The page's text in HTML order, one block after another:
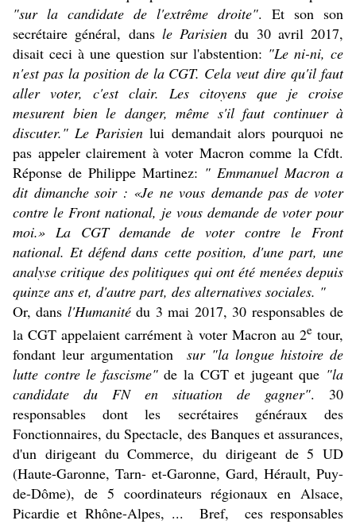
"sur la candidate de l'extrême droite". Et son son
secrétaire général, dans le Parisien du 30 avril 2017,
disait ceci à une question sur l'abstention: "Le ni-ni, ce
n'est pas la position de la CGT. Cela veut dire qu'il faut
aller voter, c'est clair. Les citoyens que je croise
mesurent bien le danger, même s'il faut continuer à
discuter." Le Parisien lui demandait alors pourquoi ne
pas appeler clairement à voter Macron comme la Cfdt.
Réponse de Philippe Martinez: " Emmanuel Macron a
dit dimanche soir : «Je ne vous demande pas de voter
contre le Front national, je vous demande de voter pour
moi.» La CGT demande de voter contre le Front
national. Et défend dans cette position, d'une part, une
analyse critique des politiques qui ont été menées depuis
quinze ans et, d'autre part, des alternatives sociales. "
Or, dans l'Humanitédu 3 mai 2017, 30 responsables de
la CGT appelaient carrément à voter Macron au 2etour,
fondant leur argumentation sur "la longue histoire de
lutte contre le fascisme"de la CGT et jugeant que "la
candidate du FN en situation de gagner". 30
responsables dont les secrétaires généraux des
Fonctionnaires, du Spectacle, des Banques et assurances,
d'un dirigeant du Commerce, du dirigeant de 5 UD
(Haute-Garonne, Tarn- et-Garonne, Gard, Hérault, Puy-
de-Dôme), de 5 coordinateurs régionaux en Alsace,
Picardie et Rhône-Alpes, ... Bref, ces responsables